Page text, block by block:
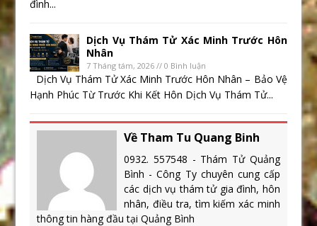
đình...
Dịch Vụ Thám Tử Xác Minh Trước Hôn
Nhân
7 Tháng tám, 2026 // 0 Bình luận
Dịch Vụ Thám Tử Xác Minh Trước Hôn Nhân – Bảo Vệ
Hạnh Phúc Từ Trước Khi Kết Hôn Dịch Vụ Thám Tử...
Về Tham Tu Quang Binh
0932. 557548 - Thám Tử Quảng
Bình - Công Ty chuyên cung cấp
các dịch vụ thám tử gia đình, hôn
nhân, điều tra, tìm kiếm xác minh
thông tin hàng đầu tại Quảng Bình